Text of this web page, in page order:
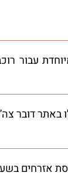
10 הוא אטרקציה מיוחדת עבור
שלו באתר דובר
8:00 בבוקר, ונסגר לכניסת